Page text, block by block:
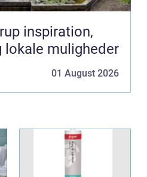
lokale muligheder
01 August 2026